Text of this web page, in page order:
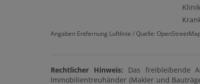
Klinik
Angaben Entfernung Luftlinie / Quelle:
Rechtlicher Hinweis: Das freibleibende
Immobilientreuhänder (Makler und